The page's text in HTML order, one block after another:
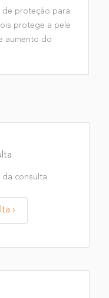
de proteção para
protege a pele
aumento do
da consulta
›